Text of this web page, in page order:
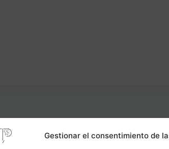
Gestionar el consentimiento de
Carrer